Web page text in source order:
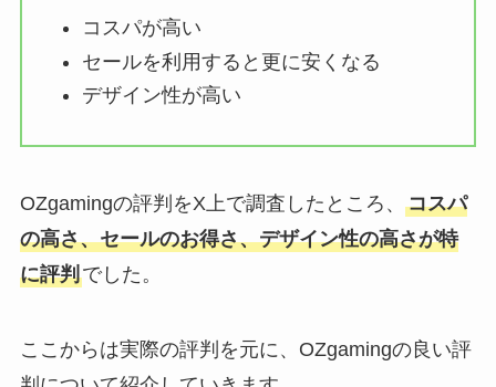
コスパが高い
セールを利用すると更に安くなる
デザイン性が高い
OZgamingの評判をX上で調査したところ、 コスパ
の高さ、セールのお得さ、デザイン性の高さが特
に評判でした。
ここからは実際の評判を元に、OZgamingの良い評